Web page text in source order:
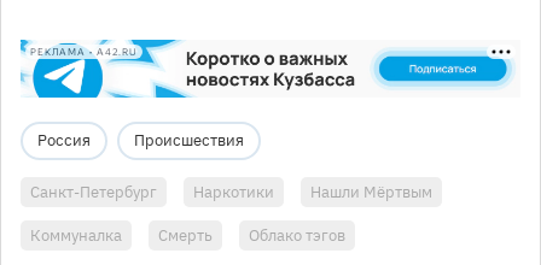
РЕКЛАМА • A42.RU
Россия Происшествия
Санкт-Петербург Наркотики Нашли Мёртвым
Коммуналка Смерть Облако тэгов